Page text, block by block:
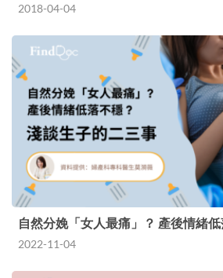
2018-04-04
自然分娩「女人最痛」？ 產後情緒
2022-11-04